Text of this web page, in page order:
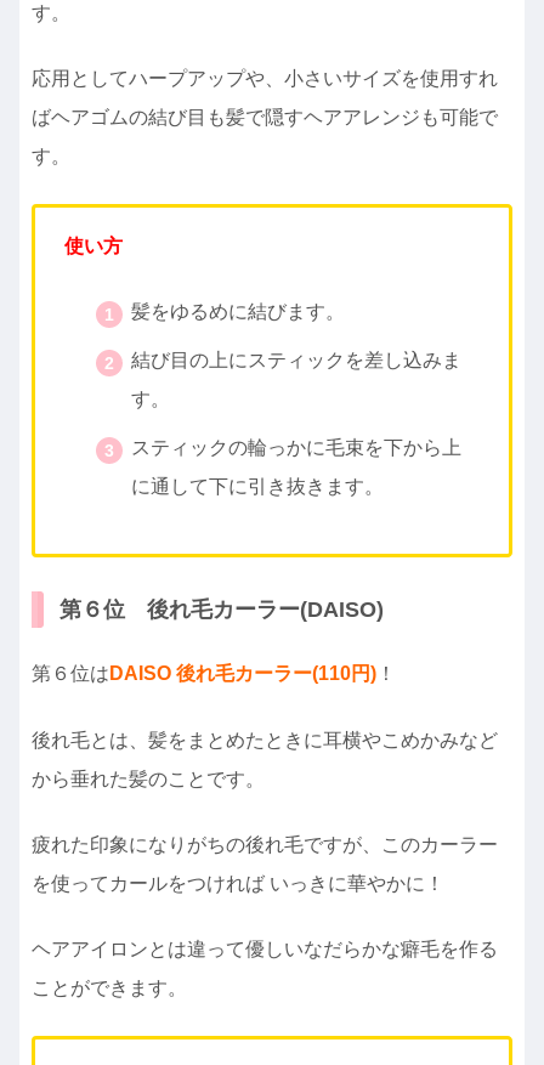
す。
応用としてハープアップや、小さいサイズを使用すれ
ばヘアゴムの結び目も髪で隠すヘアアレンジも可能で
す。
使い方
髪をゆるめに結びます。
結び目の上にスティックを差し込みま
す。
スティックの輪っかに毛束を下から上
に通して下に引き抜きます。
第６位 後れ毛カーラー(DAISO)
第６位は DAISO 後れ毛カーラー(110円) ！
後れ毛とは、髪をまとめたときに耳横やこめかみなど
から垂れた髪のことです。
疲れた印象になりがちの後れ毛ですが、このカーラー
を使ってカールをつければ いっきに華やかに！
ヘアアイロンとは違って優しいなだらかな癖毛を作る
ことができます。